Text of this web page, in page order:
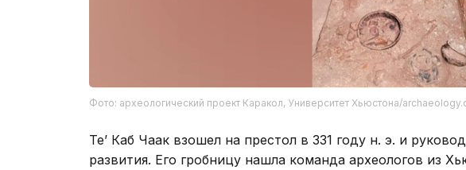
Фото: археологический проект Каракол, Университет Хьюстона/
Те’ Каб Чаак взошел на престол в 331 году н. э. и
развития. Его гробницу нашла команда археологов из